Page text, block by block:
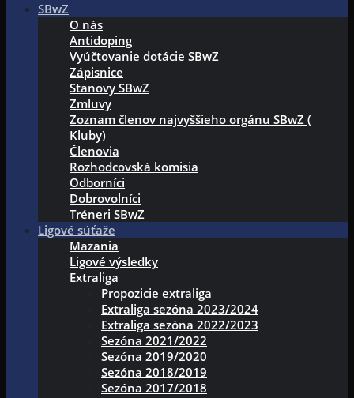
SBwZ
O nás
Antidoping
Vyúčtovanie dotácie SBwZ
Zápisnice
Stanovy SBwZ
Zmluvy
Zoznam členov najvyššieho orgánu SBwZ (
Kluby)
Členovia
Rozhodcovská komisia
Odborníci
Dobrovolníci
Tréneri SBwZ
Ligové súťaže
Mazania
Ligové výsledky
Extraliga
Propozicie extraliga
Extraliga sezóna 2023/2024
Extraliga sezóna 2022/2023
Sezóna 2021/2022
Sezóna 2019/2020
Sezóna 2018/2019
Sezóna 2017/2018